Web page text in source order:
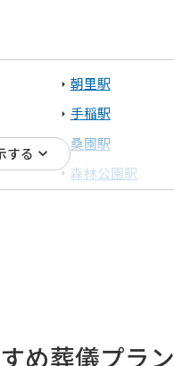
朝里駅
手稲駅
桑園駅
森林公園駅
糸井駅
する
め葬儀プラン